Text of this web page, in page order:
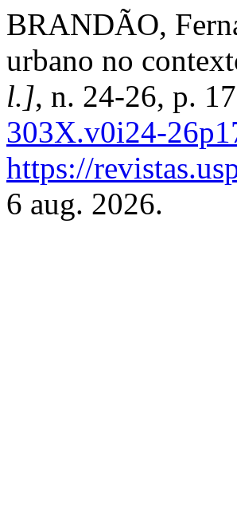
BRANDÃO,
urbano no
l.], n. 24-26, p.
303X.v0i24-
https://
6 aug. 2026.